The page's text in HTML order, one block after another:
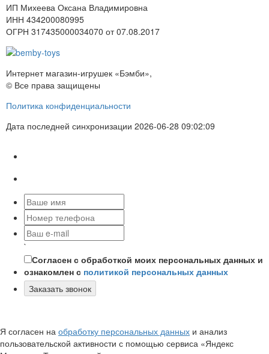
ИП Михеева Оксана Владимировна
ИНН 434200080995
ОГРН 317435000034070 от 07.08.2017
Интернет магазин-игрушек «Бэмби»,
© Все права защищены
Политика конфиденциальности
Дата последней синхронизации 2026-06-28 09:02:09
`
Согласен с обработкой моих персональных данных и
ознакомлен с политикой персональных данных
Заказать звонок
Я согласен на обработку персональных данных и анализ
пользовательской активности с помощью сервиса «Яндекс